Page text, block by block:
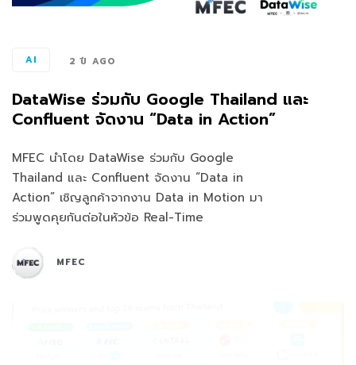
AI 2 ปี AGO
DataWise ร่วมกับ Google Thailand และ
Confluent จัดงาน “Data in Action”
MFEC นำโดย DataWise ร่วมกับ Google
Thailand และ Confluent จัดงาน “Data in
Action” เชิญลูกค้าจากงาน Data in Motion มา
ร่วมพูดคุยกันต่อในหัวข้อ Real-Time
MFEC